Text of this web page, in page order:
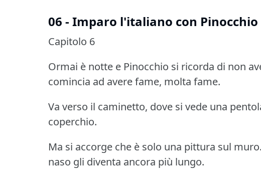
06 - Imparo l'italiano con Pinocchio
Capitolo 6
Ormai è notte e Pinocchio si ricorda di non
comincia ad avere fame, molta fame.
Va verso il caminetto, dove si vede una
coperchio.
Ma si accorge che è solo una pittura sul muro.
naso gli diventa ancora più lungo.